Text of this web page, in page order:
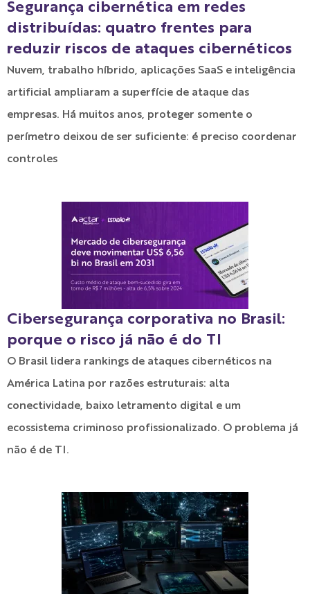
Segurança cibernética em redes
distribuídas: quatro frentes para
reduzir riscos de ataques cibernéticos
Nuvem, trabalho híbrido, aplicações SaaS e inteligência
artificial ampliaram a superfície de ataque das
empresas. Há muitos anos, proteger somente o
perímetro deixou de ser suficiente: é preciso coordenar
controles
Cibersegurança corporativa no Brasil:
porque o risco já não é do TI
O Brasil lidera rankings de ataques cibernéticos na
América Latina por razões estruturais: alta
conectividade, baixo letramento digital e um
ecossistema criminoso profissionalizado. O problema já
não é de TI.